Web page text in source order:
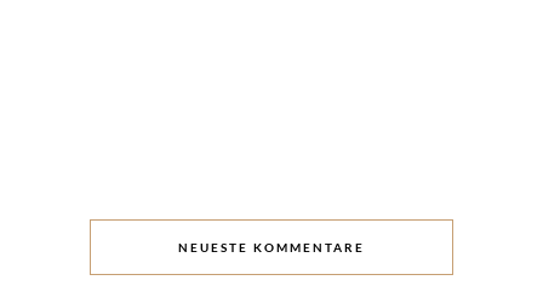
NEUESTE KOMMENTARE